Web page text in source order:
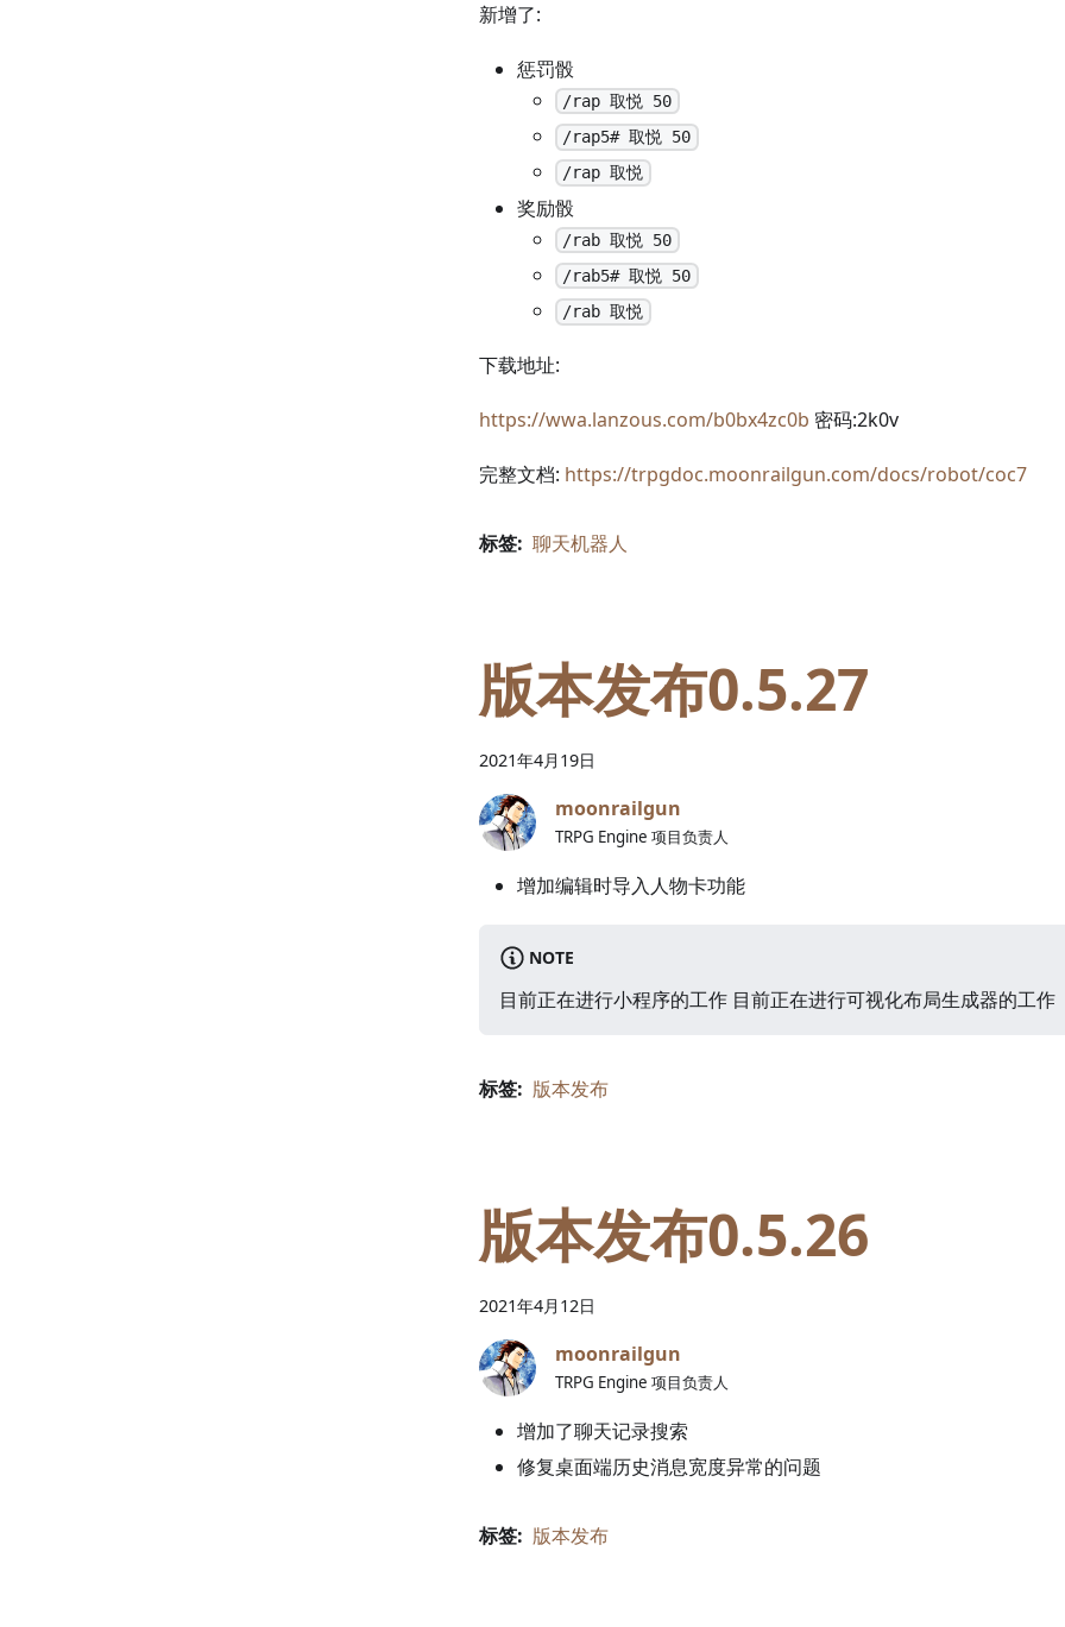
新增了:
惩罚骰
/rap 取悦 50
/rap5# 取悦 50
/rap 取悦
奖励骰
/rab 取悦 50
/rab5# 取悦 50
/rab 取悦
下载地址:
https://wwa.lanzous.com/b0bx4zc0b 密码:2k0v
完整文档: https://trpgdoc.moonrailgun.com/docs/robot/coc7
标签: 聊天机器人
版本发布0.5.27
2021年4月 19日
moonrailgun
TRPG Engine 项目负责人
增加编辑时导入人物卡功能
NOTE
目前正在进行小程序的工作 目前正在进行可视化布局生成器的工作
标签: 版本发布
版本发布0.5.26
2021年4月 12日
moonrailgun
TRPG Engine 项目负责人
增加了聊天记录搜索
修复桌面端历史消息宽度异常的问题
标签: 版本发布